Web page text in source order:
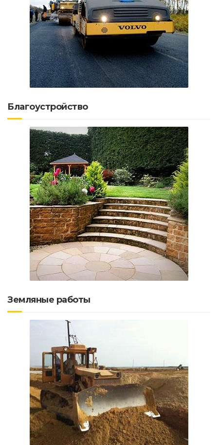
Благоустройство
Земляные работы